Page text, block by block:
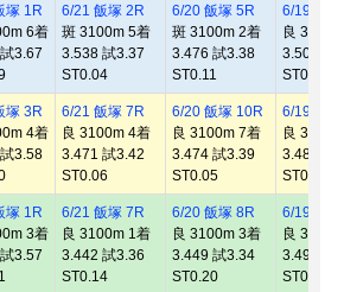
塚 1R
6着
3.67
6/21 飯塚 2R
斑 3100m 5着
3.538 試3.37
ST0.04
6/20 飯塚 5R
斑 3100m 2着
3.476 試3.38
ST0.11
6/19 飯
良
3.505 試
ST0.13
塚 3R
4着
3.58
6/21 飯塚 7R
良 3100m 4着
3.471 試3.42
ST0.06
6/20 飯塚 10R
良 3100m 7着
3.474 試3.39
ST0.05
6/19 飯
良
3.481 試
ST0.14
塚 1R
3着
3.57
6/21 飯塚 7R
良 3100m 1着
3.442 試3.36
ST0.14
6/20 飯塚 8R
良 3100m 3着
3.449 試3.34
ST0.20
6/19 飯
良
3.498 試
ST0.25